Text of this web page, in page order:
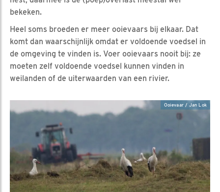
bekeken.
Heel soms broeden er meer ooievaars bij elkaar. Dat
komt dan waarschijnlijk omdat er voldoende voedsel in
de omgeving te vinden is. Voer ooievaars nooit bij: ze
moeten zelf voldoende voedsel kunnen vinden in
weilanden of de uiterwaarden van een rivier.
Ooievaar / Jan Lok